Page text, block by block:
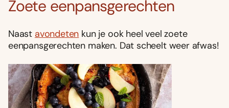
Zoete eenpansgerechten
Naast avondeten kun je ook heel veel zoete
eenpansgerechten maken. Dat scheelt weer afwas!